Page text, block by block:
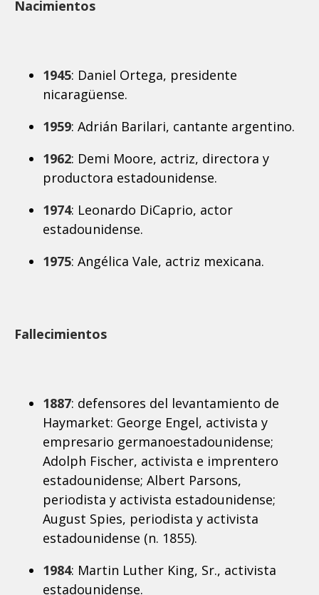
Nacimientos
1945: Daniel Ortega, presidente
nicaragüense.
1959: Adrián Barilari, cantante argentino.
1962: Demi Moore, actriz, directora y
productora estadounidense.
1974: Leonardo DiCaprio, actor
estadounidense.
1975: Angélica Vale, actriz mexicana.
Fallecimientos
1887: defensores del levantamiento de
Haymarket: George Engel, activista y
empresario germanoestadounidense;
Adolph Fischer, activista e imprentero
estadounidense; Albert Parsons,
periodista y activista estadounidense;
August Spies, periodista y activista
estadounidense (n. 1855).
1984: Martin Luther King, Sr., activista
estadounidense.